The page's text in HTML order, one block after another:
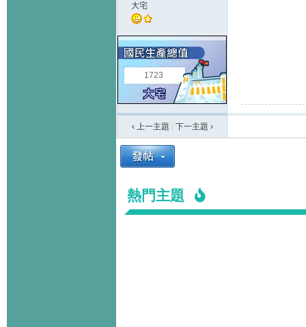
大宅
1723
‹ 上一主題 下一主題 ›
熱門主題